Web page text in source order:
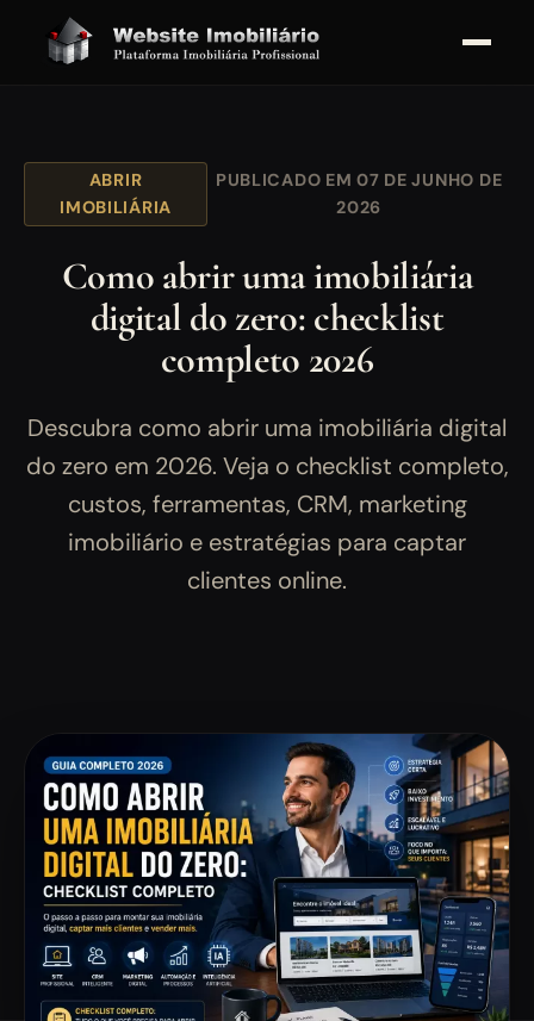
ABRIR
IMOBILIÁRIA
PUBLICADO EM 07 DE JUNHO DE
2026
Como abrir uma imobiliária
digital do zero: checklist
completo 2026
Descubra como abrir uma imobiliária digital
do zero em 2026. Veja o checklist completo,
custos, ferramentas, CRM, marketing
imobiliário e estratégias para captar
clientes online.